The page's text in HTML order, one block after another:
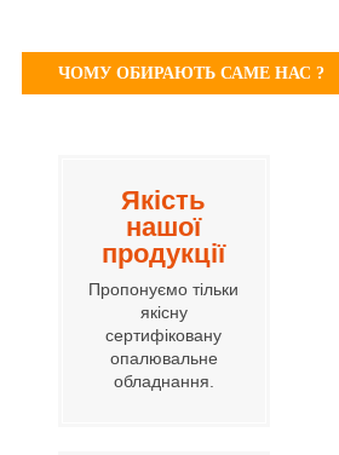
ЧОМУ ОБИРАЮТЬ САМЕ НАС ?
Якість
нашої
продукції
Пропонуємо тільки
якісну
сертифіковану
опалювальне
обладнання.